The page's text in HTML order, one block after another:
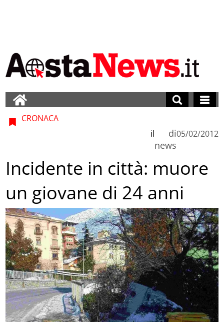
CRONACA
di
news
il 05/02/2012
Incidente in città: muore
un giovane di 24 anni